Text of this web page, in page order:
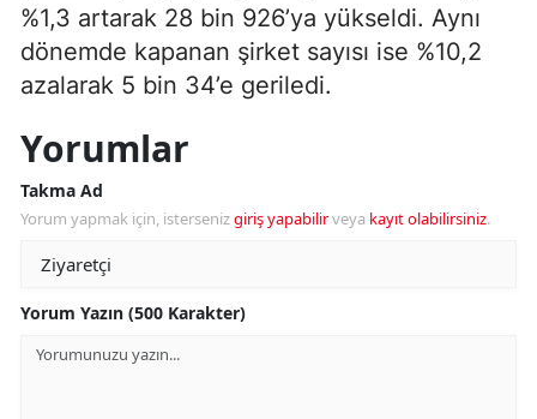
%1,3 artarak 28 bin 926’ya yükseldi. Aynı
dönemde kapanan şirket sayısı ise %10,2
azalarak 5 bin 34’e geriledi.
Yorumlar
Takma Ad
Yorum yapmak için, istersenizgiriş yapabilirveya kayıt olabilirsiniz.
Yorum Yazın (500 Karakter)